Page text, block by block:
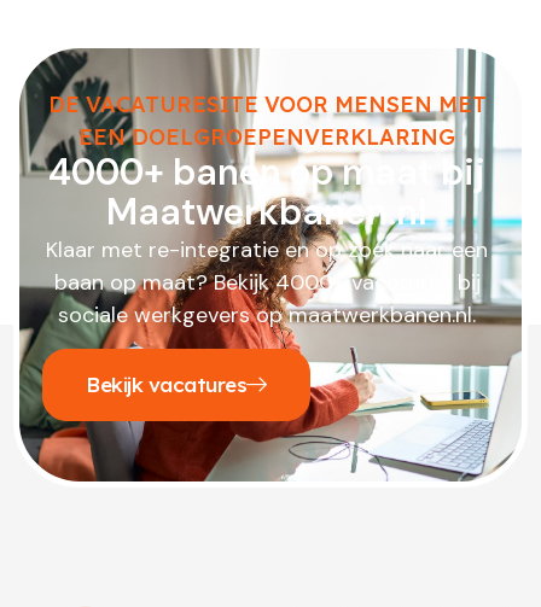
DE VACATURESITE VOOR MENSEN MET
EEN DOELGROEPENVERKLARING
4000+ banen op maat bij
Maatwerkbanen.nl
Klaar met re-integratie en op zoek naar een
baan op maat? Bekijk 4000+ vacatures bij
sociale werkgevers op maatwerkbanen.nl.
Bekijk vacatures